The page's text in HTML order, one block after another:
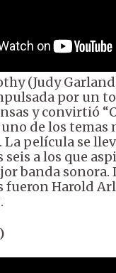
(Judy
por un
y convirtió
de los temas
La película se
seis a los que
banda sonora.
Harold